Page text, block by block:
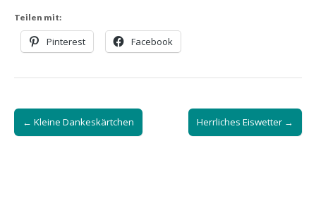
Teilen mit:
Pinterest Facebook
Post
navigation
← Kleine Dankeskärtchen Herrliches Eiswetter →